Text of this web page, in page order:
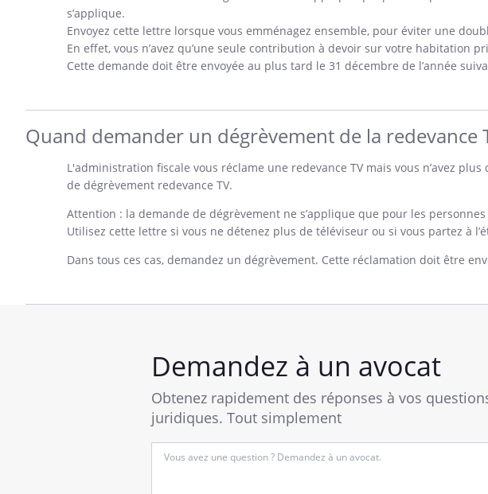
s’applique.
Envoyez cette lettre lorsque vous emménagez ensemble, pour éviter une
En effet, vous n’avez qu’une seule contribution à devoir sur votre habitation
Cette demande doit être envoyée au plus tard le 31 décembre de l’année
Quand demander un dégrèvement de la redevance
L'administration fiscale vous réclame une redevance TV mais vous n’avez
de dégrèvement redevance TV.
Attention : la demande de dégrèvement ne s’applique que pour les
Utilisez cette lettre si vous ne détenez plus de téléviseur ou si vous partez à
Dans tous ces cas, demandez un dégrèvement. Cette réclamation doit être
Demandez à un avocat
Obtenez rapidement des réponses à vos
juridiques. Tout simplement